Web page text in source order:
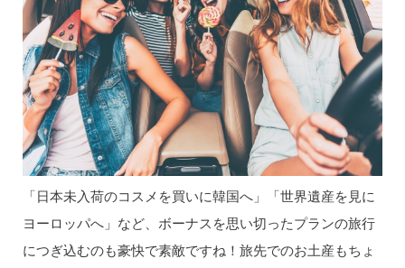
「日本未入荷のコスメを買いに韓国へ」「世界遺産を見に
ヨーロッパへ」など、ボーナスを思い切ったプランの旅行
につぎ込むのも豪快で素敵ですね！旅先でのお土産もちょ